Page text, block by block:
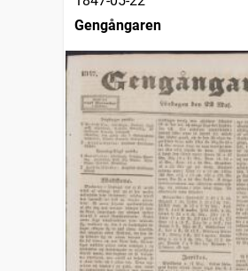
Gengångaren